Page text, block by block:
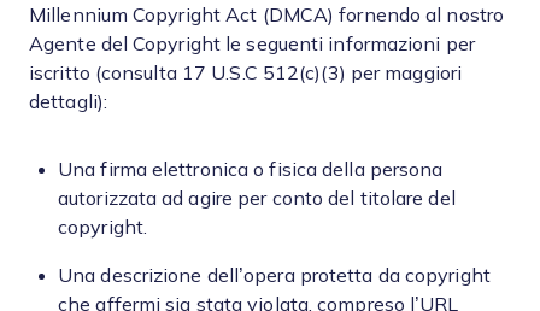
Millennium Copyright Act (DMCA) fornendo al nostro
Agente del Copyright le seguenti informazioni per
iscritto (consulta 17 U.S.C 512(c)(3) per maggiori
dettagli):
Una firma elettronica o fisica della persona
autorizzata ad agire per conto del titolare del
copyright.
Una descrizione dell’opera protetta da copyright
che affermi sia stata violata, compreso l’URL